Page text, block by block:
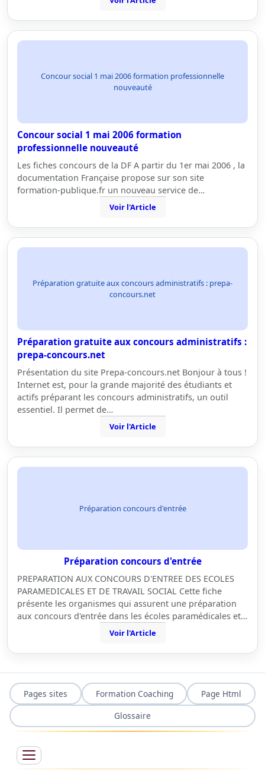
Concour social 1 mai 2006 formation professionnelle
nouveauté
Concour social 1 mai 2006 formation
professionnelle nouveauté
Les fiches concours de la DF A partir du 1er mai 2006 , la
documentation Française propose sur son site
formation-publique.fr un nouveau service de…
Voir l'Article
Préparation gratuite aux concours administratifs : prepa-
concours.net
Préparation gratuite aux concours administratifs :
prepa-concours.net
Présentation du site Prepa-concours.net Bonjour à tous !
Internet est, pour la grande majorité des étudiants et
actifs préparant les concours administratifs, un outil
essentiel. Il permet de…
Voir l'Article
Préparation concours d'entrée
Préparation concours d'entrée
PREPARATION AUX CONCOURS D'ENTREE DES ECOLES
PARAMEDICALES ET DE TRAVAIL SOCIAL Cette fiche
présente les organismes qui assurent une préparation
aux concours d'entrée dans les écoles paramédicales et…
Voir l'Article
Pages sites Formation Coaching
Page Html
Glossaire